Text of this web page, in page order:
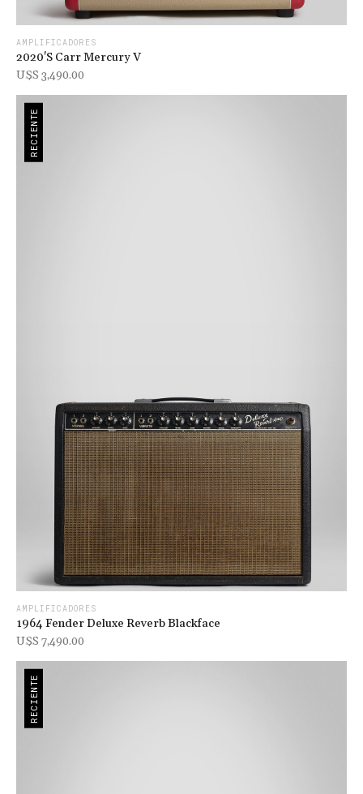
AMPLIFICADORES
2020's Carr Mercury V
U$s 3,490.00
RECIENTE
AMPLIFICADORES
1964 Fender Deluxe Reverb Blackface
U$s 7,490.00
RECIENTE